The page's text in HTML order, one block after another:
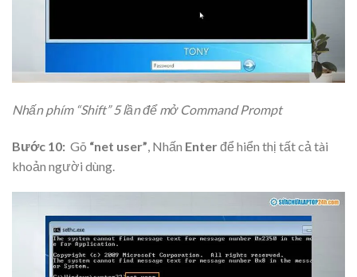
Nhấn phím “Shift” 5 lần để mở Command Prompt
Bước 10: Gõ “net user” , Nhấn Enterđể hiển thị tất cả tài
khoản người dùng.